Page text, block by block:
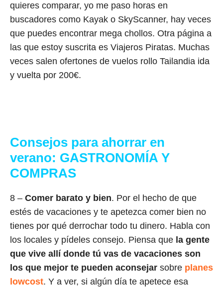
quieres comparar, yo me paso horas en
buscadores como Kayak o SkyScanner, hay veces
que puedes encontrar mega chollos. Otra página a
las que estoy suscrita es Viajeros Piratas. Muchas
veces salen ofertones de vuelos rollo Tailandia ida
y vuelta por 200€.
Consejos para ahorrar en
verano: GASTRONOMÍA Y
COMPRAS
8 – Comer barato y bien. Por el hecho de que
estés de vacaciones y te apetezca comer bien no
tienes por qué derrochar todo tu dinero. Habla con
los locales y pídeles consejo. Piensa que la gente
que vive allí donde tú vas de vacaciones son
los que mejor te pueden aconsejar sobre planes
lowcost. Y a ver, si algún día te apetece esa